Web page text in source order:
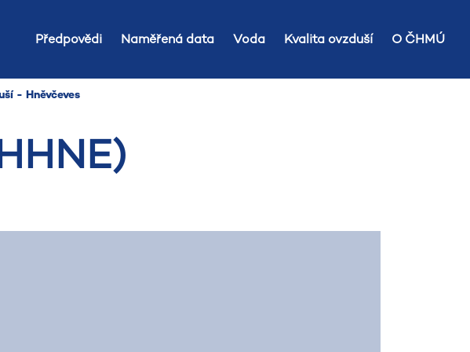
Předpovědi Naměřená data Voda Kvalita ovzduší O ČHMÚ
- Hněvčeves